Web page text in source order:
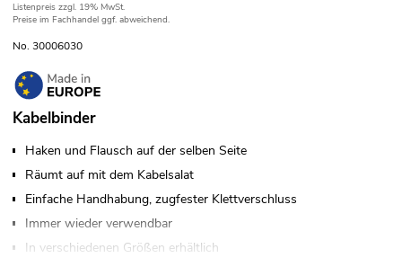
Listenpreis zzgl. 19% MwSt.
Preise im Fachhandel ggf. abweichend.
No. 30006030
Kabelbinder
Haken und Flausch auf der selben Seite
Räumt auf mit dem Kabelsalat
Einfache Handhabung, zugfester Klettverschluss
Immer wieder verwendbar
In verschiedenen Größen erhältlich